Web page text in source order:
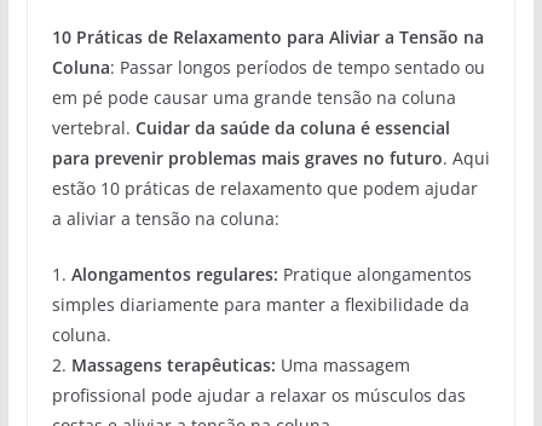
10 Práticas de Relaxamento para Aliviar a Tensão na
Coluna: Passar longos períodos de tempo sentado ou
em pé pode causar uma grande tensão na coluna
vertebral. Cuidar da saúde da coluna é essencial
para prevenir problemas mais graves no futuro. Aqui
estão 10 práticas de relaxamento que podem ajudar
a aliviar a tensão na coluna:
1. Alongamentos regulares: Pratique alongamentos
simples diariamente para manter a flexibilidade da
coluna.
2. Massagens terapêuticas: Uma massagem
profissional pode ajudar a relaxar os músculos das